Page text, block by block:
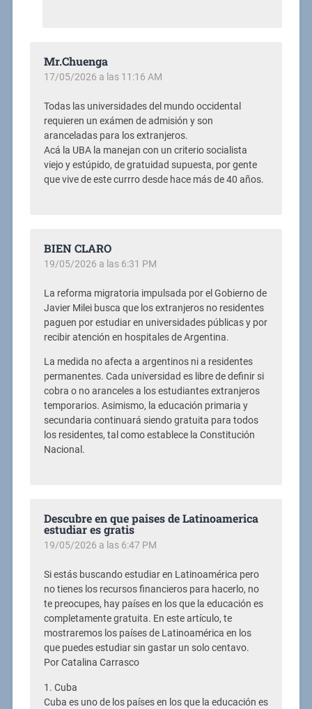
Mr.Chuenga
17/05/2026 a las 11:16 AM
Todas las universidades del mundo occidental
requieren un exámen de admisión y son
aranceladas para los extranjeros.
Acá la UBA la manejan con un criterio socialista
viejo y estúpido, de gratuidad supuesta, por gente
que vive de este currro desde hace más de 40 años.
BIEN CLARO
19/05/2026 a las 6:31 PM
La reforma migratoria impulsada por el Gobierno de
Javier Milei busca que los extranjeros no residentes
paguen por estudiar en universidades públicas y por
recibir atención en hospitales de Argentina.
La medida no afecta a argentinos ni a residentes
permanentes. Cada universidad es libre de definir si
cobra o no aranceles a los estudiantes extranjeros
temporarios. Asimismo, la educación primaria y
secundaria continuará siendo gratuita para todos
los residentes, tal como establece la Constitución
Nacional.
Descubre en que paises de Latinoamerica
estudiar es gratis
19/05/2026 a las 6:47 PM
Si estás buscando estudiar en Latinoamérica pero
no tienes los recursos financieros para hacerlo, no
te preocupes, hay países en los que la educación es
completamente gratuita. En este artículo, te
mostraremos los países de Latinoamérica en los
que puedes estudiar sin gastar un solo centavo.
Por Catalina Carrasco
1. Cuba
Cuba es uno de los países en los que la educación es